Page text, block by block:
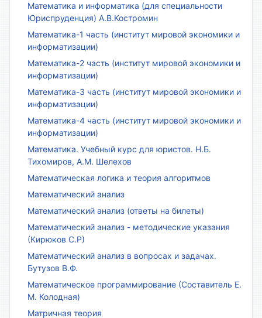
Математика и информатика (для специальности
Юриспруденция) А.В.Костромин
Математика-1 часть (институт мировой экономики и
информатизации)
Математика-2 часть (институт мировой экономики и
информатизации)
Математика-3 часть (институт мировой экономики и
информатизации)
Математика-4 часть (институт мировой экономики и
информатизации)
Математика. Учебный курс для юристов. Н.Б.
Тихомиров, А.М. Шелехов
Математическая логика и теория алгоритмов
Математический анализ
Математический анализ (ответы на билеты)
Математический анализ - методические указания
(Кирюков С.Р)
Математический анализ в вопросах и задачах.
Бутузов В.Ф.
Математическое программирование (Составитель Е.
М. Колодная)
Матричная теория